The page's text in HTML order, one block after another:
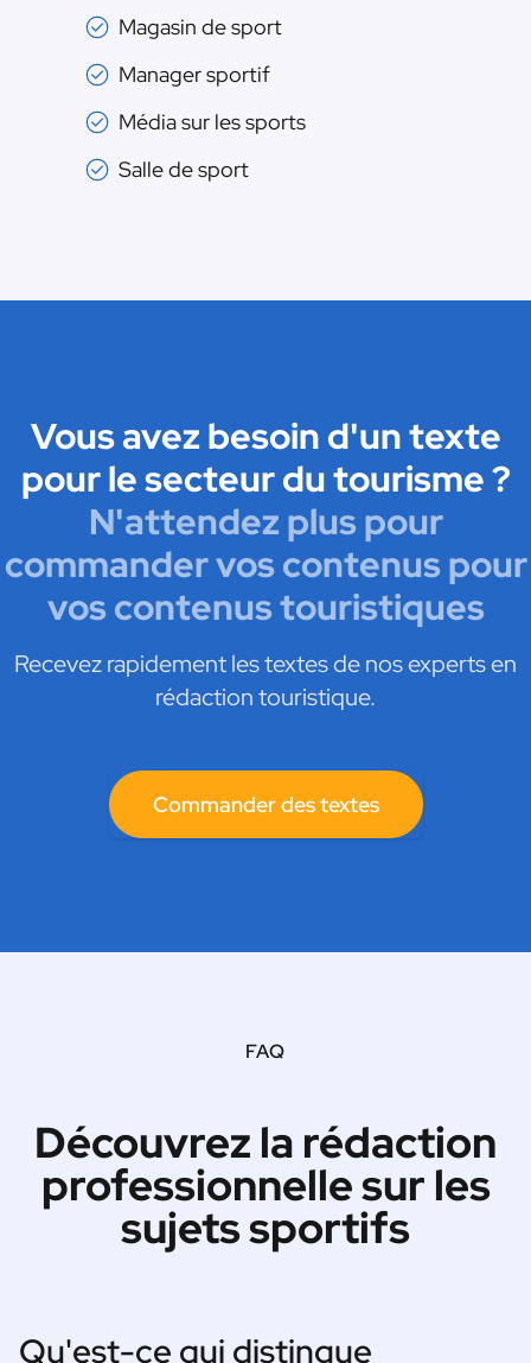
Magasin de sport
Manager sportif
Média sur les sports
Salle de sport
Vous avez besoin d'un texte
pour le secteur du tourisme ?
N'attendez plus pour
commander vos contenus pour
vos contenus touristiques
Recevez rapidement les textes de nos experts en
rédaction touristique.
Commander des textes
FAQ
Découvrez la rédaction
professionnelle sur les
sujets sportifs
Qu'est-ce qui distingue